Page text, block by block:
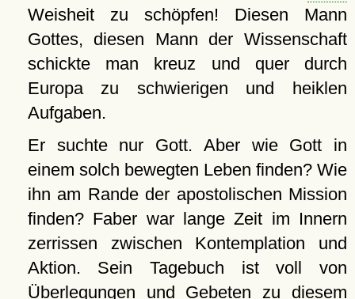
Weisheit zu schöpfen! Diesen Mann
Gottes, diesen Mann der Wissenschaft
schickte man kreuz und quer durch
Europa zu schwierigen und heiklen
Aufgaben.
Er suchte nur Gott. Aber wie Gott in
einem solch bewegten Leben finden? Wie
ihn am Rande der apostolischen Mission
finden? Faber war lange Zeit im Innern
zerrissen zwischen Kontemplation und
Aktion. Sein Tagebuch ist voll von
Überlegungen und Gebeten zu diesem